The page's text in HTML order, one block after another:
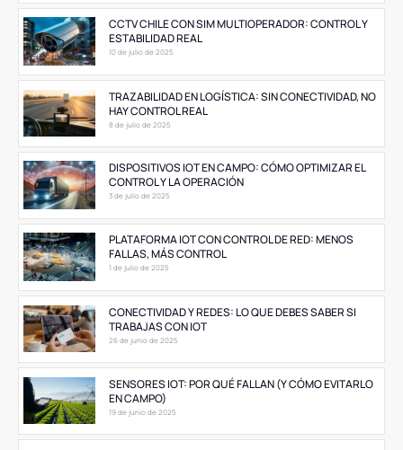
CCTV CHILE CON SIM MULTIOPERADOR: CONTROL Y
ESTABILIDAD REAL
10 de julio de 2025
TRAZABILIDAD EN LOGÍSTICA: SIN CONECTIVIDAD, NO
HAY CONTROL REAL
8 de julio de 2025
DISPOSITIVOS IOT EN CAMPO: CÓMO OPTIMIZAR EL
CONTROL Y LA OPERACIÓN
3 de julio de 2025
PLATAFORMA IOT CON CONTROL DE RED: MENOS
FALLAS, MÁS CONTROL
1 de julio de 2025
CONECTIVIDAD Y REDES: LO QUE DEBES SABER SI
TRABAJAS CON IOT
26 de junio de 2025
SENSORES IOT: POR QUÉ FALLAN (Y CÓMO EVITARLO
EN CAMPO)
19 de junio de 2025